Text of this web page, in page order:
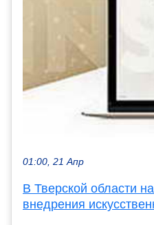
01:00, 21 Апр
В Тверской области
внедрения